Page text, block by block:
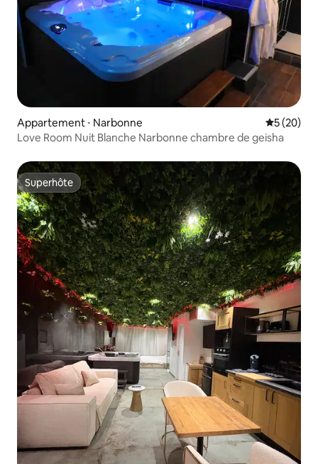
Appartement ⋅ Narbonne
5 (20)
Love Room Nuit Blanche Narbonne chambre de geisha
Superhôte
Superhôte